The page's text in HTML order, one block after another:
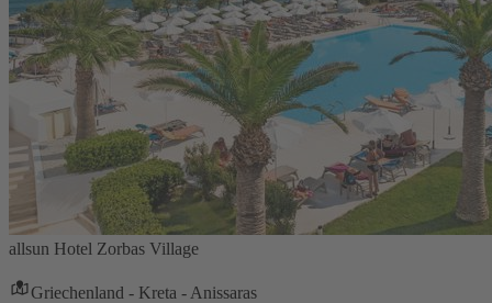
allsun Hotel Zorbas Village
Griechenland - Kreta - Anissaras